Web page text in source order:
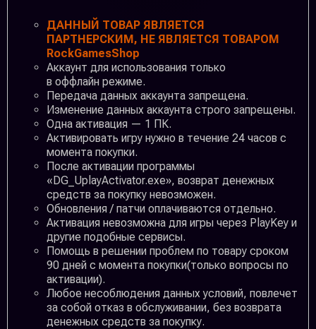
ДАННЫЙ ТОВАР ЯВЛЯЕТСЯ
ПАРТНЕРСКИМ, НЕ ЯВЛЯЕТСЯ ТОВАРОМ
RockGamesShop
Аккаунт для использования только
в оффлайн режиме.
Передача данных аккаунта запрещена.
Изменение данных аккаунта строго запрещены.
Одна активация — 1 ПК.
Активировать игру нужно в течение 24 часов с
момента покупки.
После активации программы
«DG_UplayActivator.exe», возврат денежных
средств за покупку невозможен.
Обновления / патчи оплачиваются отдельно.
Активация невозможна для игры через PlayKey и
другие подобные сервисы.
Помощь в решении проблем по товару сроком
90 дней с момента покупки(только вопросы по
активации).
Любое несоблюдения данных условий, повлечет
за собой отказ в обслуживании, без возврата
денежных средств за покупку.